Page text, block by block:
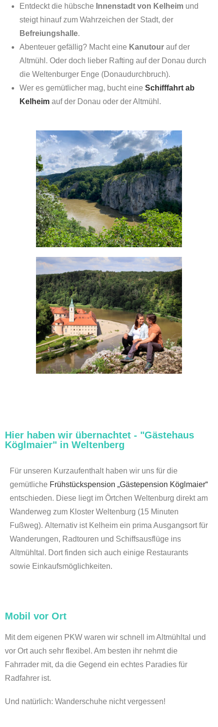
Entdeckt die hübsche Innenstadt von Kelheim und
steigt hinauf zum Wahrzeichen der Stadt, der
Befreiungshalle.
Abenteuer gefällig? Macht eine Kanutour auf der
Altmühl. Oder doch lieber Rafting auf der Donau durch
die Weltenburger Enge (Donaudurchbruch).
Wer es gemütlicher mag, bucht eine Schifffahrt ab
Kelheim auf der Donau oder der Altmühl.
Hier haben wir übernachtet - "Gästehaus
Köglmaier" in Weltenberg
Für unseren Kurzaufenthalt haben wir uns für die
gemütliche Frühstückspension „Gästepension Köglmaier“
entschieden. Diese liegt im Örtchen Weltenburg direkt am
Wanderweg zum Kloster Weltenburg (15 Minuten
Fußweg). Alternativ ist Kelheim ein prima Ausgangsort für
Wanderungen, Radtouren und Schiffsausflüge ins
Altmühltal. Dort finden sich auch einige Restaurants
sowie Einkaufsmöglichkeiten.
Mobil vor Ort
Mit dem eigenen PKW waren wir schnell im Altmühltal und
vor Ort auch sehr flexibel. Am besten ihr nehmt die
Fahrrader mit, da die Gegend ein echtes Paradies für
Radfahrer ist.
Und natürlich: Wanderschuhe nicht vergessen!